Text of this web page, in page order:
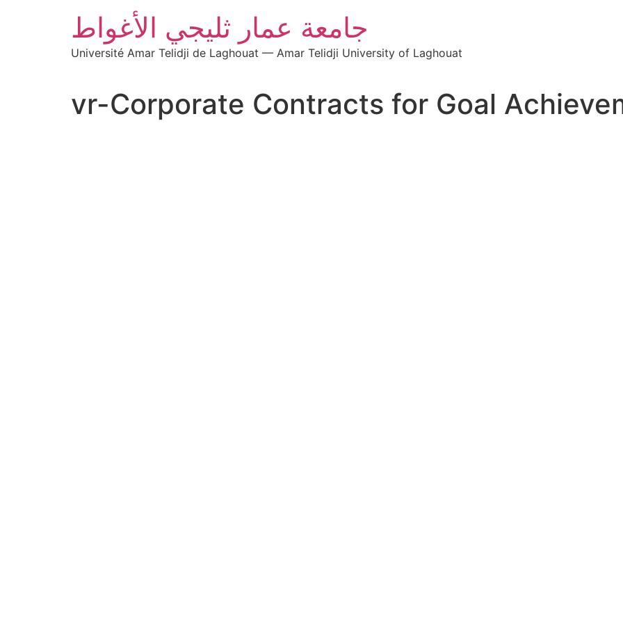
جامعة عمار ثليجي الأغواط
Université Amar Telidji de Laghouat — Amar Telidji University of Laghouat
vr-Corporate Contracts for Goal